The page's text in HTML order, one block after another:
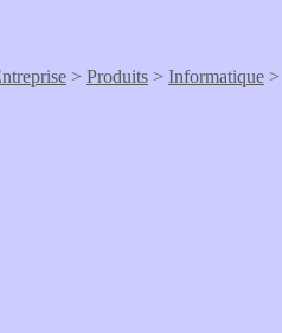
> Produits > Informatique >